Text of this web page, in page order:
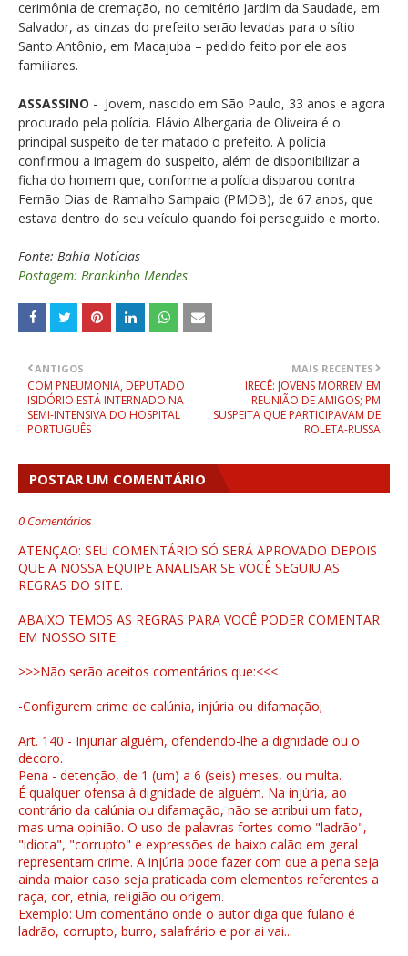
cerimônia de cremação, no cemitério Jardim da Saudade, em
Salvador, as cinzas do prefeito serão levadas para o sítio
Santo Antônio, em Macajuba – pedido feito por ele aos
familiares.
ASSASSINO - Jovem, nascido em São Paulo, 33 anos e agora
procurado pela polícia. Flávio Albergaria de Oliveira é o
principal suspeito de ter matado o prefeito. A polícia
confirmou a imagem do suspeito, além de disponibilizar a
ficha do homem que, conforme a polícia disparou contra
Fernão Dias de Ramalho Sampaio (PMDB), de 67 anos, que
estava dentro do seu veículo quando foi perseguido e morto.
Fonte: Bahia Notícias
Postagem: Brankinho Mendes
MAIS RECENTES
IRECÊ: JOVENS MORREM EM
REUNIÃO DE AMIGOS; PM
SUSPEITA QUE PARTICIPAVAM DE
ROLETA-RUSSA
ANTIGOS
COM PNEUMONIA, DEPUTADO
ISIDÓRIO ESTÁ INTERNADO NA
SEMI-INTENSIVA DO HOSPITAL
PORTUGUÊS
POSTAR UM COMENTÁRIO
0 Comentários
ATENÇÃO: SEU COMENTÁRIO SÓ SERÁ APROVADO DEPOIS
QUE A NOSSA EQUIPE ANALISAR SE VOCÊ SEGUIU AS
REGRAS DO SITE.
ABAIXO TEMOS AS REGRAS PARA VOCÊ PODER COMENTAR
EM NOSSO SITE:
>>>Não serão aceitos comentários que:<<<
-Configurem crime de calúnia, injúria ou difamação;
Art. 140 - Injuriar alguém, ofendendo-lhe a dignidade ou o
decoro.
Pena - detenção, de 1 (um) a 6 (seis) meses, ou multa.
É qualquer ofensa à dignidade de alguém. Na injúria, ao
contrário da calúnia ou difamação, não se atribui um fato,
mas uma opinião. O uso de palavras fortes como "ladrão",
"idiota", "corrupto" e expressões de baixo calão em geral
representam crime. A injúria pode fazer com que a pena seja
ainda maior caso seja praticada com elementos referentes a
raça, cor, etnia, religião ou origem.
Exemplo: Um comentário onde o autor diga que fulano é
ladrão, corrupto, burro, salafrário e por ai vai...